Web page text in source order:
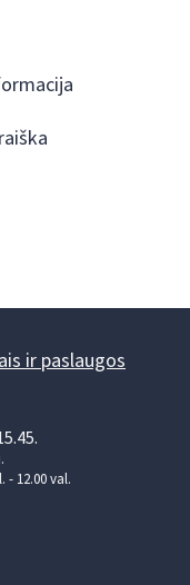
ir paslaugos
- 12.00 val.